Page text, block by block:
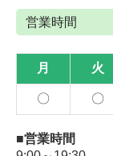
営業時間
月 火
〇 〇
■営業時間